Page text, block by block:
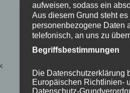
Unsere
aufweisen, sodass ein
Aus diesem Grund steht
personenbezogene Daten
telefonisch, an uns zu
Begriffsbestimmungen
Die Datenschutzerklärung
Europäischen Richtlinien-
Datenschutz-